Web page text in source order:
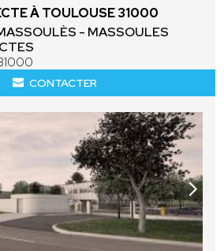
À TOULOUSE 31000
- MASSOULES
CONTACTER